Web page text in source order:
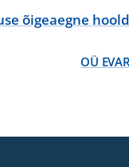
õigeaegne
OÜ